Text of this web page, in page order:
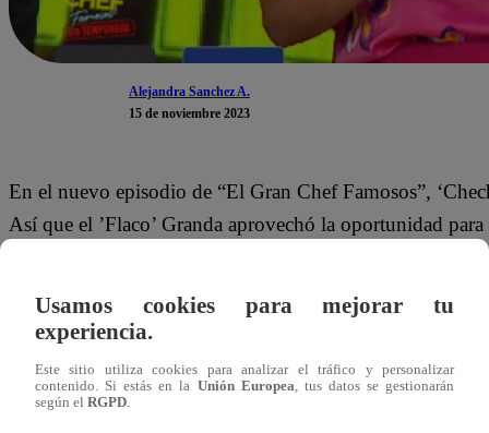
Alejandra Sanchez A.
15 de noviembre 2023
En el nuevo episodio de “El Gran Chef Famosos”,
Así que el ’Flaco’ Granda aprovechó la oportunidad
“Una vez le escribi a Coki Gonzáles para hacerle una
contestó”, contó el ‘Flaco’.
Este miércoles 15 de noviembre, ‘Checho’ Ibarra, Tilsa
Usamos cookies para mejorar tu
experiencia.
Este sitio utiliza cookies para analizar el tráfico y personalizar
contenido. Si estás en la Unión Europea, tus datos se gestionarán
según el RGPD.